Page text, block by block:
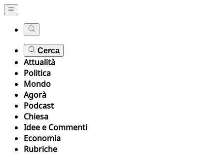
Cerca
Attualità
Politica
Mondo
Agorà
Podcast
Chiesa
Idee e Commenti
Economia
Rubriche